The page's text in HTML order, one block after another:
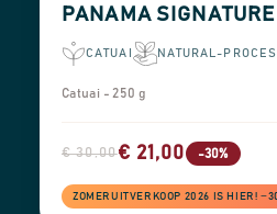
PANAMA SIGNATURE
CATUAI NATURAL-PROCES
Catuai - 250 g
€ 30,00€ 21,00 -30%